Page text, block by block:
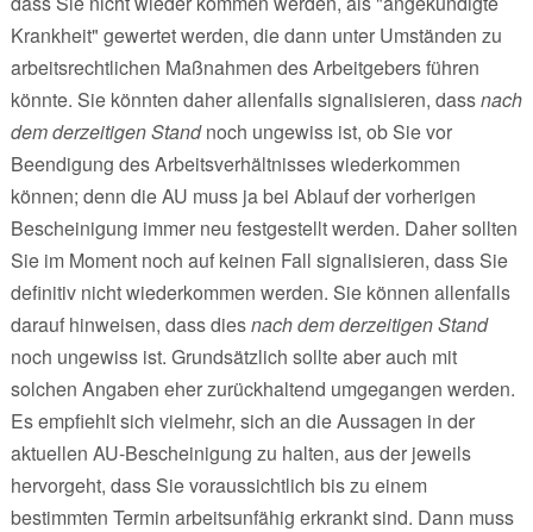
Krankheit" gewertet werden, die dann unter Umständen zu
arbeitsrechtlichen Maßnahmen des Arbeitgebers führen
könnte. Sie könnten daher allenfalls signalisieren, dassnach
dem derzeitigen Standnoch ungewiss ist, ob Sie vor
Beendigung des Arbeitsverhältnisses wiederkommen
können; denn die AU muss ja bei Ablauf der vorherigen
Bescheinigung immer neu festgestellt werden. Daher sollten
Sie im Moment noch auf keinen Fall signalisieren, dass Sie
definitiv nicht wiederkommen werden. Sie können allenfalls
darauf hinweisen, dass diesnach dem derzeitigen Stand
noch ungewiss ist. Grundsätzlich sollte aber auch mit
solchen Angaben eher zurückhaltend umgegangen werden.
Es empfiehlt sich vielmehr, sich an die Aussagen in der
aktuellen AU-Bescheinigung zu halten, aus der jeweils
hervorgeht, dass Sie voraussichtlich bis zu einem
bestimmten Termin arbeitsunfähig erkrankt sind. Dann muss